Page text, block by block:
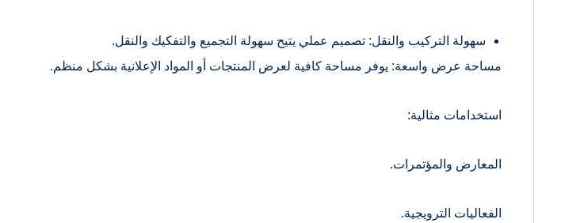
سهولة التركيب والنقل: تصميم عملي يتيح سهولة التجميع والتفكيك والنقل.
مساحة عرض واسعة: يوفر مساحة كافية لعرض المنتجات أو المواد الإعلانية بشكل منظم.
استخدامات مثالية:
المعارض والمؤتمرات.
الفعاليات الترويجية.